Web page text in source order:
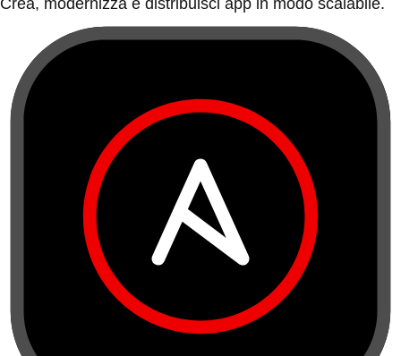
Crea, modernizza e distribuisci app in modo scalabile.